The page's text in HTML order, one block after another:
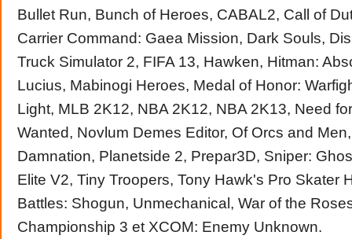
Bullet Run, Bunch of Heroes, CABAL2, Call of
Carrier Command: Gaea Mission, Dark Souls,
Truck Simulator 2, FIFA 13, Hawken, Hitman:
Lucius, Mabinogi Heroes, Medal of Honor:
Light, MLB 2K12, NBA 2K12, NBA 2K13, Need
Wanted, Novlum Demes Editor, Of Orcs and
Damnation, Planetside 2, Prepar3D, Sniper:
Elite V2, Tiny Troopers, Tony Hawk's Pro Skater
Battles: Shogun, Unmechanical, War of the
Championship 3 et XCOM: Enemy Unknown.